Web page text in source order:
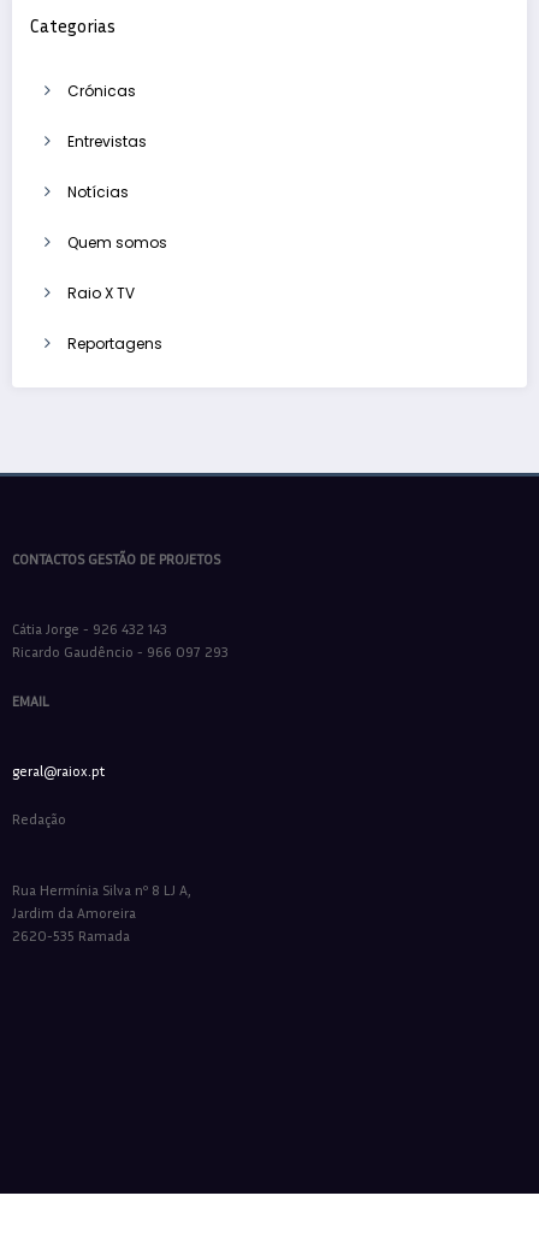
Categorias
Crónicas
Entrevistas
Notícias
Quem somos
Raio X TV
Reportagens
CONTACTOS GESTÃO DE PROJETOS
Cátia Jorge - 926 432 143
Ricardo Gaudêncio - 966 097 293
EMAIL
geral@raiox.pt
Redação
Rua Hermínia Silva nº 8 LJ A,
Jardim da Amoreira
2620-535 Ramada